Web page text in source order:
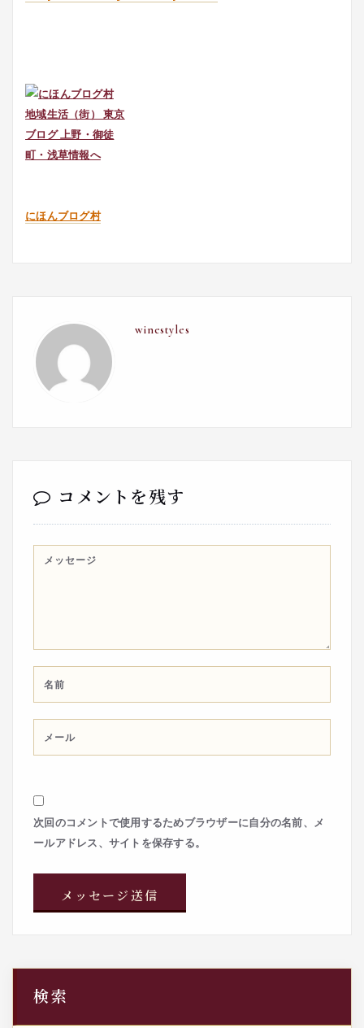
にほんブログ村
winestyles
コメントを残す
次回のコメントで使用するためブラウザーに自分の名前、メ
ールアドレス、サイトを保存する。
検索